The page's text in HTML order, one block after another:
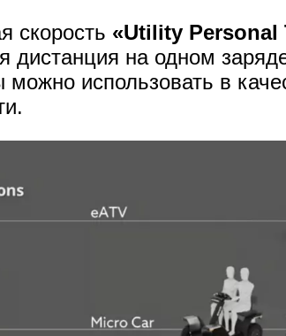
скорость «Utility Personal
дистанция на одном
можно использовать в